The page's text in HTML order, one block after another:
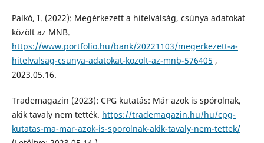
Palkó, I. (2022): Megérkezett a hitelválság, csúnya adatokat
közölt az MNB.
https://www.portfolio.hu/bank/20221103/megerkezett-a-
hitelvalsag-csunya-adatokat-kozolt-az-mnb-576405 ,
2023.05.16.
Trademagazin (2023): CPG kutatás: Már azok is spórolnak,
akik tavaly nem tették. https://trademagazin.hu/hu/cpg-
kutatas-ma-mar-azok-is-sporolnak-akik-tavaly-nem-tettek/